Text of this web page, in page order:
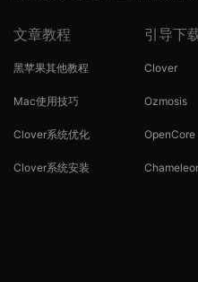
文章教程
黑苹果其他教程
Mac使用技巧
Clover系统优化
Clover系统安装
引导下
Clover
Ozmosis
OpenCore